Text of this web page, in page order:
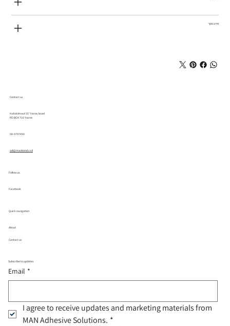
מידע נוסף
Contact us
Hahatzmaut 55' Yavne, Israel
P.O.BOX 716 Yavne
08-9797490
adi@manbond.co.il
Quick navigation
About
Contact us
Follow us.
Facebook
Subscribe to updates
Email *
I agree to receive updates and marketing materials from
MAN Adhesive Solutions. *